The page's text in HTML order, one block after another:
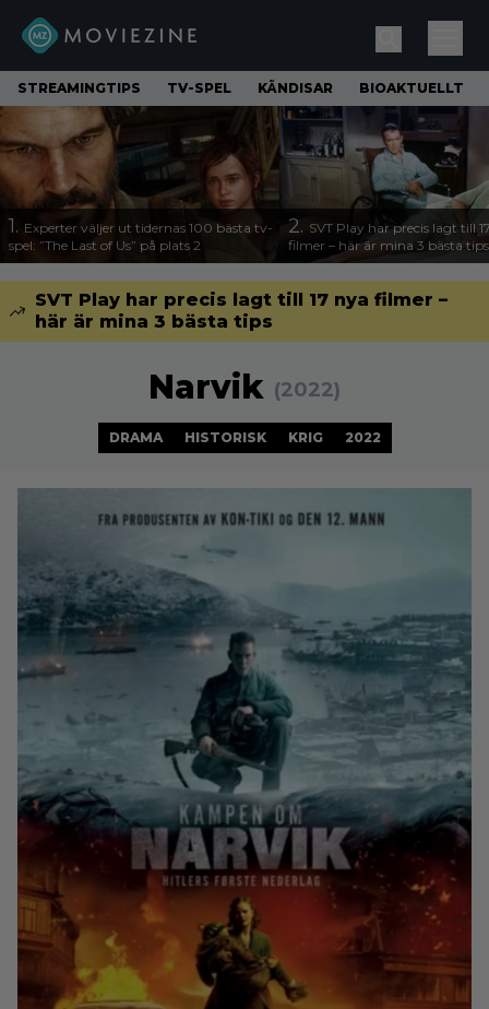
STREAMINGTIPS TV-SPEL KÄNDISAR BIOAKTUELLT
1. Experter väljer ut tidernas 100 bästa tv-
spel: ”The Last of Us” på plats 2
2. SVT Play har precis lagt till
filmer – här är mina 3 bästa tips
SVT Play har precis lagt till 17 nya filmer –
här är mina 3 bästa tips
Narvik (2022)
DRAMA HISTORISK KRIG 2022